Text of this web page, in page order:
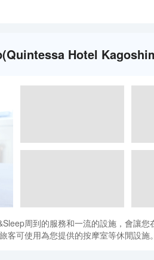
Hotel
周到的服務和一流的設施，會讓
可使用為您提供的按摩室等休閒設施